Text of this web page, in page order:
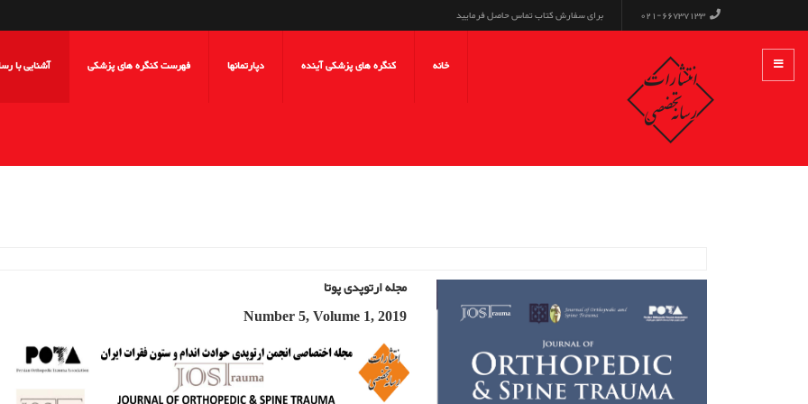
021-66737133 برای سفارش کتاب تماس حاصل فرمایید
خانه کنگره های پزشکی آینده دپارتمانها فهرست کنگره های پزشکی آشنایی با
مجله ارتوپدی پوتا
Number 5, Volume 1, 2019